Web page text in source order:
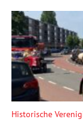
Historische